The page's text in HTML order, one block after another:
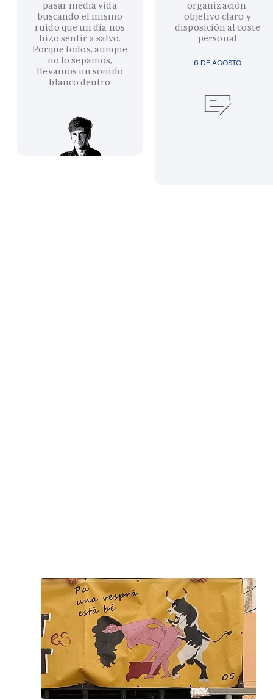
pasar media vida
buscando el mismo
ruido que un día nos
hizo sentir a salvo.
Porque todos, aunque
no lo sepamos,
llevamos un sonido
blanco dentro
6 DE AGOSTO
organización,
objetivo claro y
disposición al coste
personal